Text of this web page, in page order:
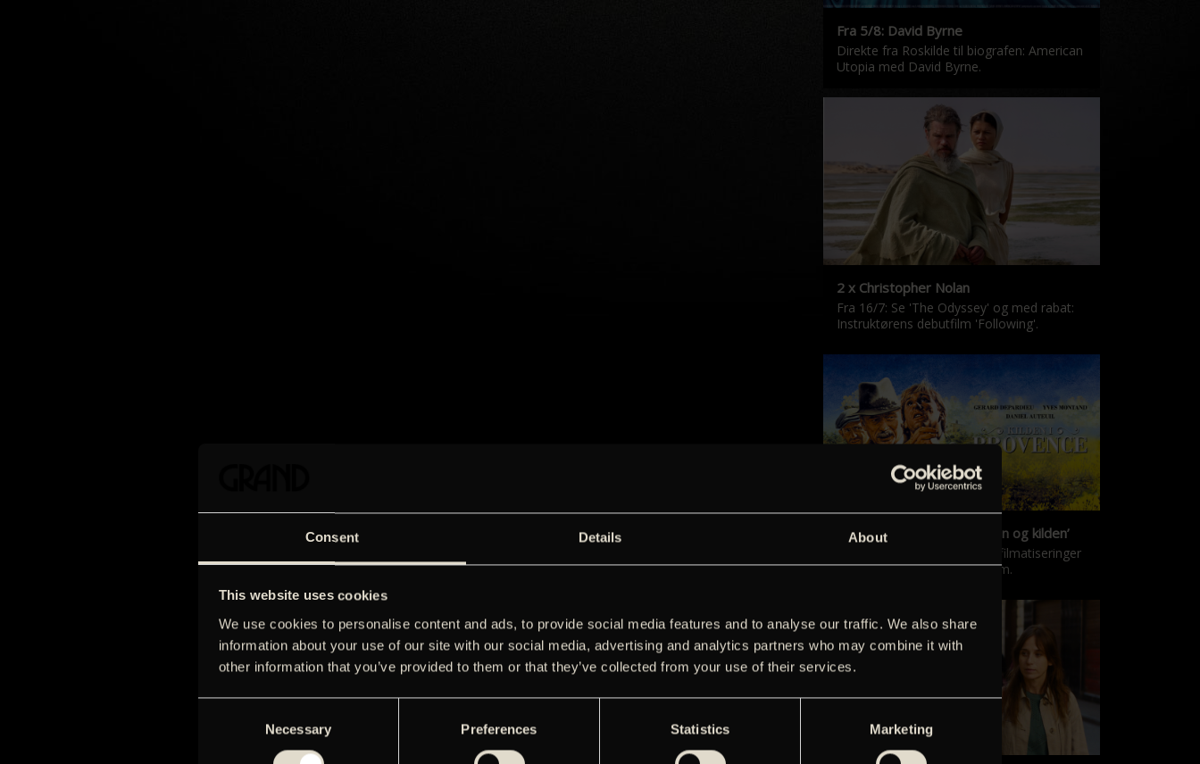
Consent Details About
This website uses cookies
We use cookies to personalise content and ads, to provide social media features and to analyse our traffic. We also share
information about your use of our site with our social media, advertising and analytics partners who may combine it with
other information that you’ve provided to them or that they’ve collected from your use of their services.
Necessary Preferences Statistics Marketing
Fra 5/8: David Byrne
Direkte fra Roskilde til biografen: American
Utopia med David Byrne.
2 x Christopher Nolan
Fra 16/7: Se 'The Odyssey' og med rabat:
Instruktørens debutfilm 'Following'.
‘Kilden i Provence’ & ‘Manon og kilden’
De klassiske Marcel Pagnol-filmatiseringer
er tilbage i nyrestaureret form.